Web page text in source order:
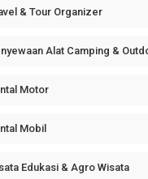
& Tour Organizer
Alat Camping &
Motor
Mobil
Edukasi & Agro Wisata